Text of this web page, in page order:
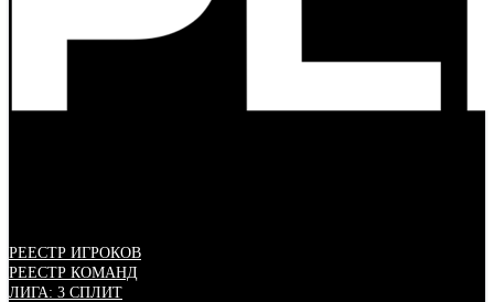
РЕЕСТР ИГРОКОВ
РЕЕСТР КОМАНД
ЛИГА: 3 СПЛИТ